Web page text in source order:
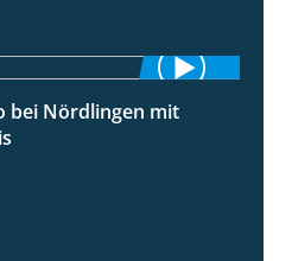
10:51
bei Nördlingen mit